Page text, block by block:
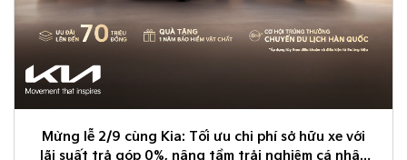
Mừng lễ 2/9 cùng Kia: Tối ưu chi phí sở hữu xe với
lãi suất trả góp 0%, nâng tầm trải nghiệm cá nhân